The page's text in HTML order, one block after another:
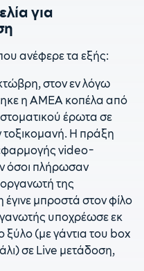
για
ανέφερε τα εξής:
στον εν λόγω
η ΑΜΕΑ κοπέλα από
στοματικού έρωτα σε
Η πράξη
video-
όσοι πλήρωσαν
της
μπροστά στον φίλο
υποχρέωσε εκ
ξύλο (με γάντια του box
σε Live μετάδοση,